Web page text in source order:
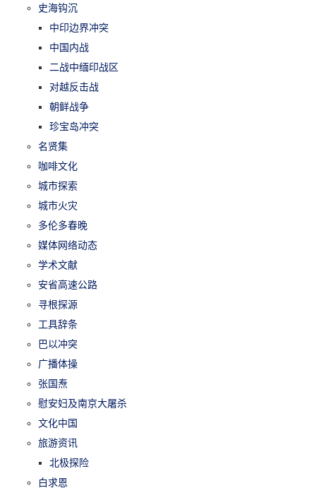
史海钩沉
中印边界冲突
中国内战
二战中缅印战区
对越反击战
朝鲜战争
珍宝岛冲突
名贤集
咖啡文化
城市探索
城市火灾
多伦多春晚
媒体网络动态
学术文献
安省高速公路
寻根探源
工具辞条
巴以冲突
广播体操
张国焘
慰安妇及南京大屠杀
文化中国
旅游资讯
北极探险
白求恩